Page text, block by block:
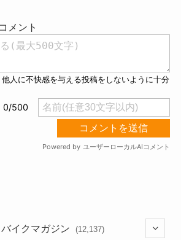
イクマガジン (12,137)